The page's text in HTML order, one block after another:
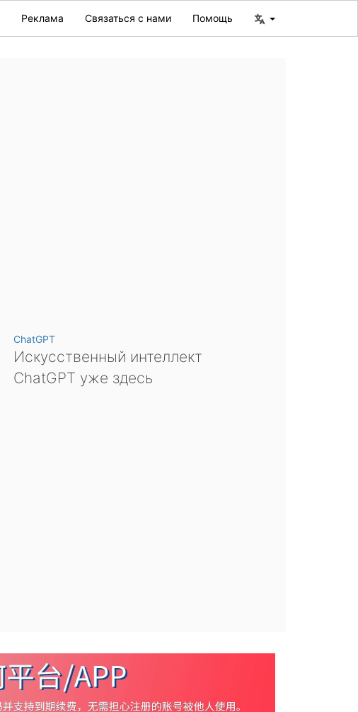
Реклама Связаться с нами Помощь
ChatGPT
Искусственный интеллект
ChatGPT уже здесь